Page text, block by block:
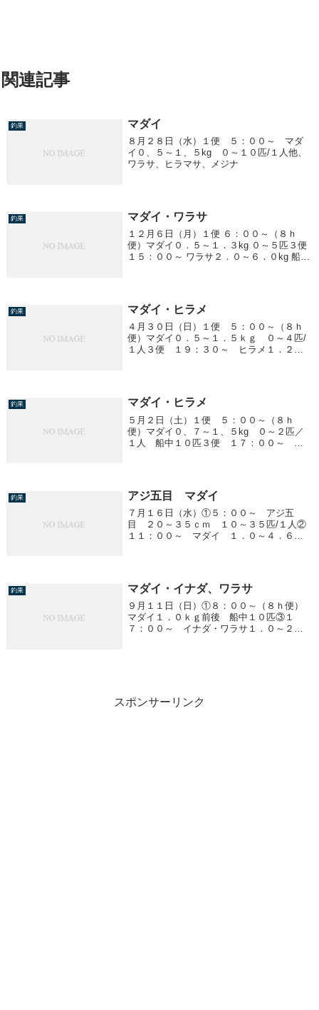
関連記事
釣果 マダイ
８月２８日（水）１便 ５：００～ マダ
イ０、５～１、５kg ０～１０匹/１人他、
ワラサ、ヒラマサ、メジナ
釣果 マダイ・ワラサ
１２月６日（月）１便 ６：００～（８ｈ
便）マダイ０．５～１．３kg ０～５匹３便
１５：００～ ワラサ２．０～６．０kg 船中
釣果 マダイ・ヒラメ
４月３０日（日）１便 ５：００～（８ｈ
便）マダイ０．５～１．５ｋｇ ０～４匹/
１人３便 １９：３０～ ヒラメ１．２～
釣果 マダイ・ヒラメ
５月２日（土）１便 ５：００～（８ｈ
便）マダイ０、７～１、５kg ０～２匹／
１人 船中１０匹３便 １７：００～ ヒ
釣果 アジ五目 マダイ
７月１６日（水）①５：００～ アジ五
目 ２０～３５ｃｍ １０～３５匹/１人②
１１：００～ マダイ １．０～４．６ｋ
釣果 マダイ・イナダ、ワラサ
９月１１日（日）①８：００～（８ｈ便）
マダイ１．０ｋｇ前後 船中１０匹③１
７：００～ イナダ・ワラサ１．０～２．
スポンサーリンク